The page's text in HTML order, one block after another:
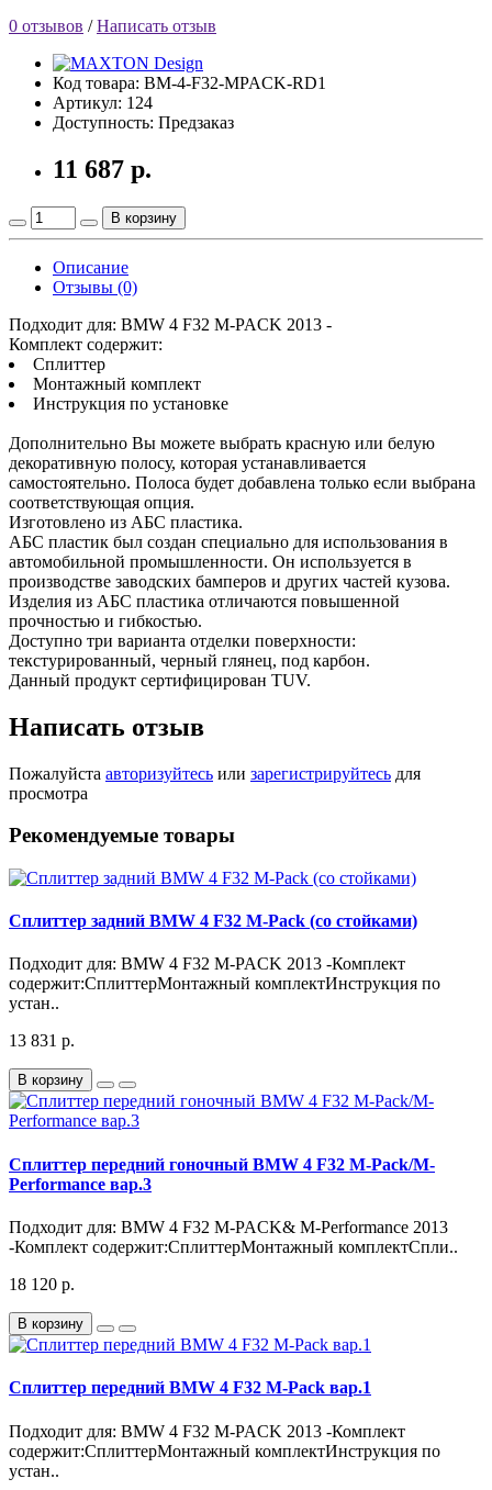
0 отзывов /Написать отзыв
Код товара: BM-4-F32-MPACK-RD1
Артикул: 124
Доступность: Предзаказ
11 687 р.
В корзину
Описание
Отзывы (0)
Подходит для: BMW 4 F32 M-PACK 2013 -
Комплект содержит:
Сплиттер
Монтажный комплект
Инструкция по установке
Дополнительно Вы можете выбрать красную или белую
декоративную полосу, которая устанавливается
самостоятельно. Полоса будет добавлена только если выбрана
соответствующая опция.
Изготовлено из АБС пластика.
АБС пластик был создан специально для использования в
автомобильной промышленности. Он используется в
производстве заводских бамперов и других частей кузова.
Изделия из АБС пластика отличаются повышенной
прочностью и гибкостью.
Доступно три варианта отделки поверхности:
текстурированный, черный глянец, под карбон.
Данный продукт сертифицирован TUV.
Написать отзыв
Пожалуйста авторизуйтесь или зарегистрируйтесь для
просмотра
Рекомендуемые товары
Сплиттер задний BMW 4 F32 M-Pack (со стойками)
Подходит для: BMW 4 F32 M-PACK 2013 -Комплект
содержит:СплиттерМонтажный комплектИнструкция по
устан..
13 831 р.
В корзину
Сплиттер передний гоночный BMW 4 F32 M-Pack/M-
Performance вар.3
Подходит для: BMW 4 F32 M-PACK& M-Performance 2013
-Комплект содержит:СплиттерМонтажный комплектСпли..
18 120 р.
В корзину
Сплиттер передний BMW 4 F32 M-Pack вар.1
Подходит для: BMW 4 F32 M-PACK 2013 -Комплект
содержит:СплиттерМонтажный комплектИнструкция по
устан..